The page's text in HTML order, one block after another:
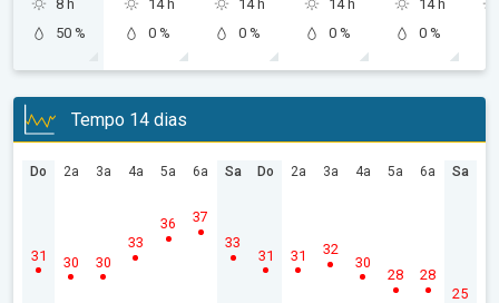
8 h
50 %
14 h
0 %
14 h
0 %
14 h
0 %
14 h
0 %
Tempo 14 dias
Do
31
2a
30
3a
30
4a
33
5a
36
6a
37
Sa
33
Do
31
2a
31
3a
32
4a
30
5a
28
6a
28
Sa
25